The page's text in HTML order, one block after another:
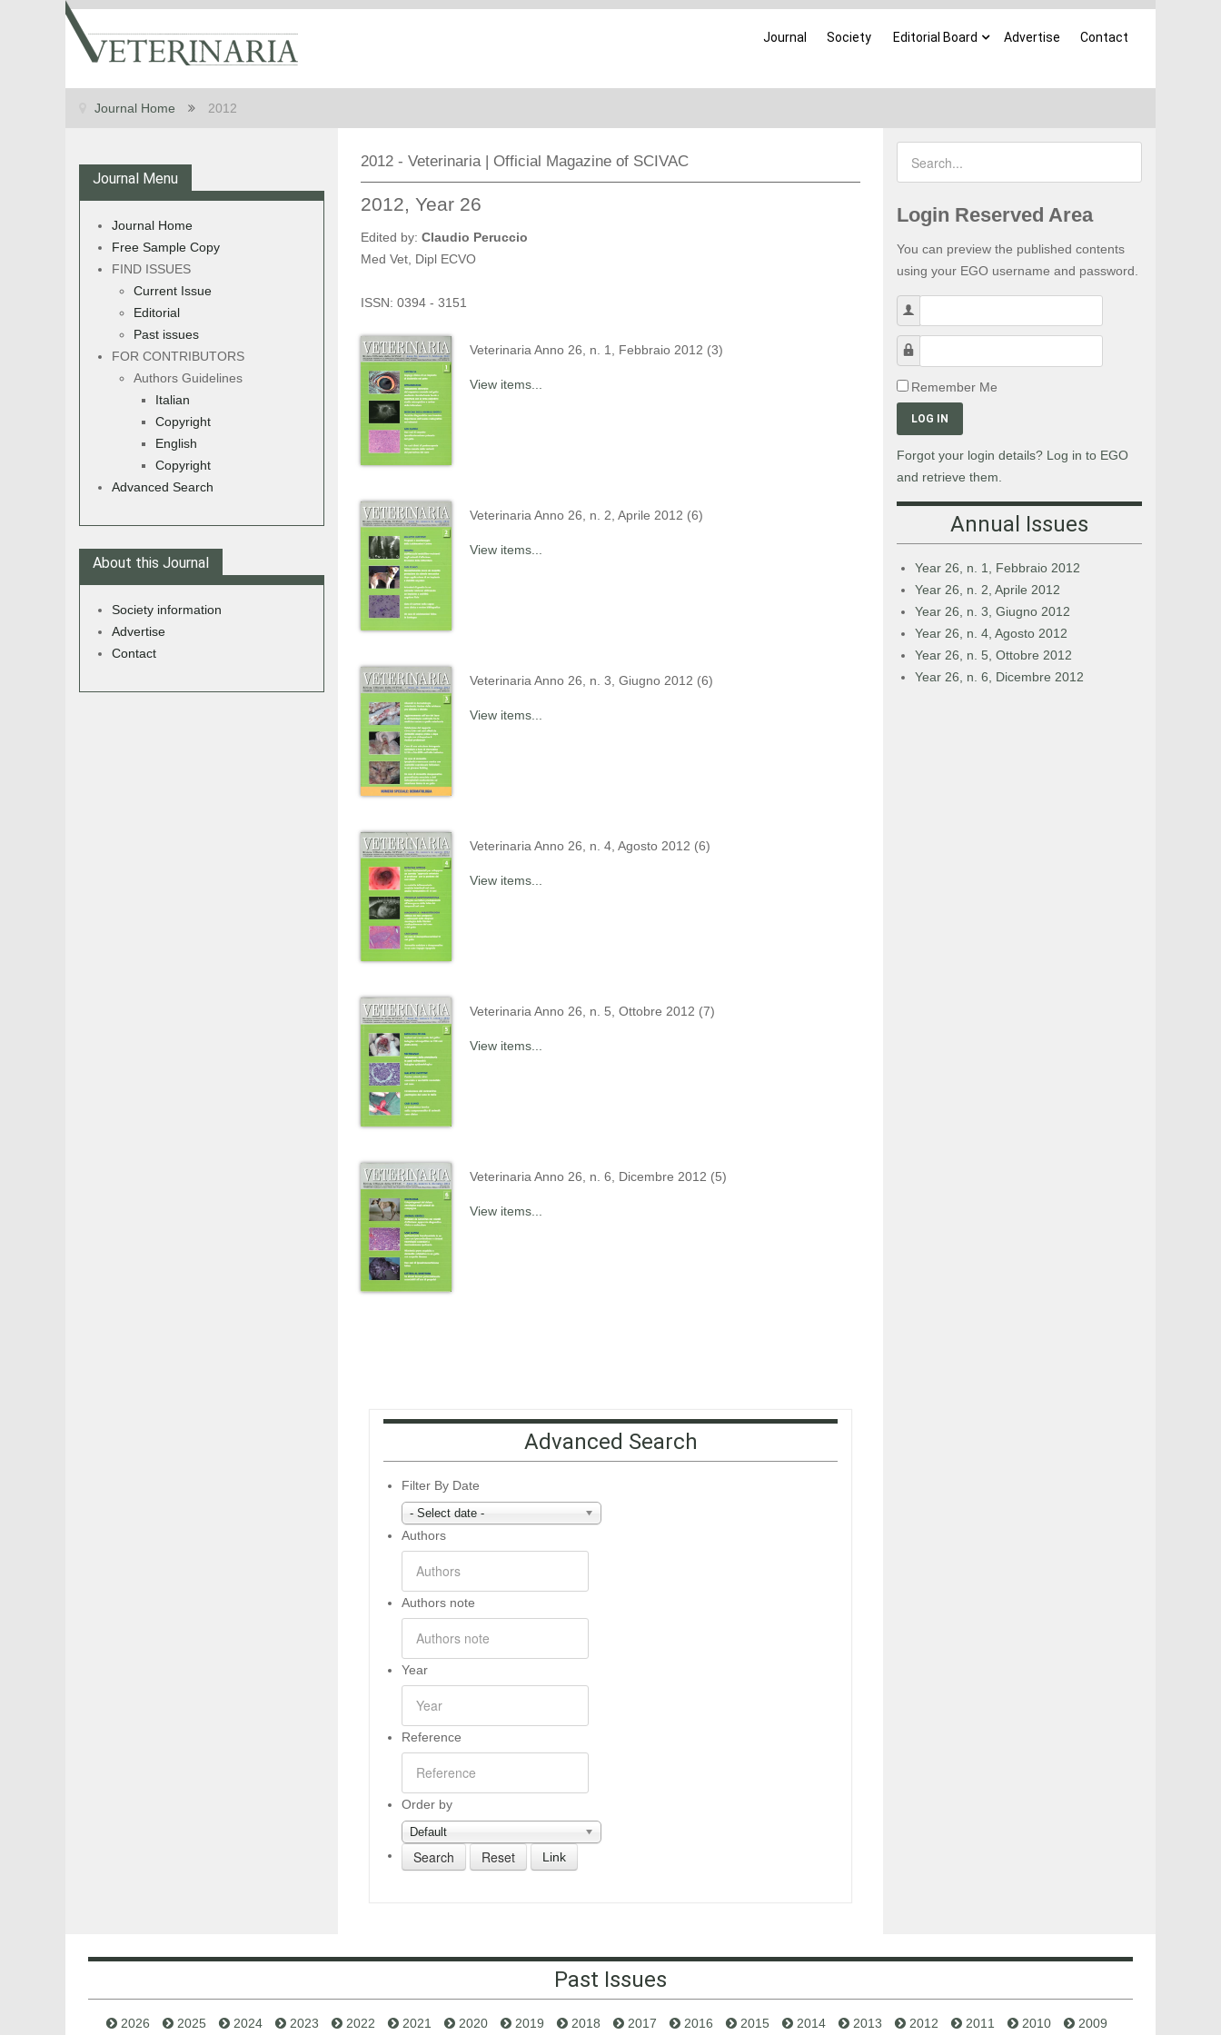
Journal Society Editorial Board Advertise Contact
Journal Home 2012
Journal Menu
Journal Home
Free Sample Copy
FIND ISSUES
Current Issue
Editorial
Past issues
FOR CONTRIBUTORS
Authors Guidelines
Italian
Copyright
English
Copyright
Advanced Search
About this Journal
Society information
Advertise
Contact
2012 - Veterinaria | Official Magazine of SCIVAC
2012, Year 26
Edited by: Claudio Peruccio
Med Vet, Dipl ECVO
ISSN: 0394 - 3151
Veterinaria Anno 26, n. 1, Febbraio 2012 (3)
View items...
Veterinaria Anno 26, n. 2, Aprile 2012 (6)
View items...
Veterinaria Anno 26, n. 3, Giugno 2012 (6)
View items...
Veterinaria Anno 26, n. 4, Agosto 2012 (6)
View items...
Veterinaria Anno 26, n. 5, Ottobre 2012 (7)
View items...
Veterinaria Anno 26, n. 6, Dicembre 2012 (5)
View items...
Advanced Search
Filter By Date
- Select date -
Authors
Authors note
Year
Reference
Order by
Default
Link
Login Reserved Area
You can preview the published contents
using your EGO username and password.
Remember Me
LOG IN
Forgot your login details? Log in to EGO
and retrieve them.
Annual Issues
Year 26, n. 1, Febbraio 2012
Year 26, n. 2, Aprile 2012
Year 26, n. 3, Giugno 2012
Year 26, n. 4, Agosto 2012
Year 26, n. 5, Ottobre 2012
Year 26, n. 6, Dicembre 2012
Past Issues
2026 2025 2024 2023 2022 2021 2020 2019 2018 2017 2016 2015 2014 2013 2012 2011 2010 2009